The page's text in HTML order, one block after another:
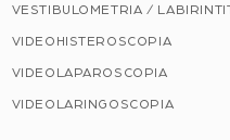
VESTIBULOMETRIA /
VIDEOHISTEROSCOPIA
VIDEOLAPAROSCOPIA
VIDEOLARINGOSCOPIA